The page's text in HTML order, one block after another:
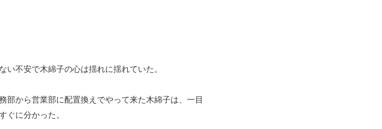
不安で木綿子の心は揺れに揺れていた。
から営業部に配置換えでやって来た木綿子は、一目
ぐに分かった。